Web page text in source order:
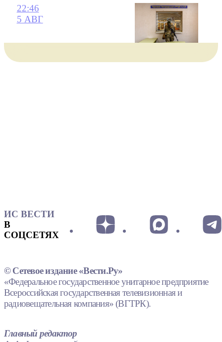
22:46
5 АВГ
ИС ВЕСТИ
В
СОЦСЕТЯХ
© Сетевое издание «Вести.Ру»
«Федеральное государственное унитарное предприятие
Всероссийская государственная телевизионная и
радиовещательная компания» (ВГТРК).
Главный редактор